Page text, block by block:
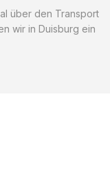
über den Transport
wir in Duisburg ein